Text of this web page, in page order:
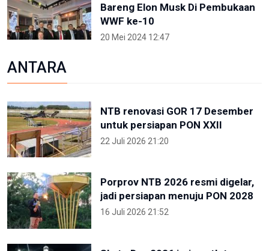
Bareng Elon Musk Di Pembukaan
WWF ke-10
20 Mei 2024 12:47
ANTARA
NTB renovasi GOR 17 Desember
untuk persiapan PON XXII
22 Juli 2026 21:20
Porprov NTB 2026 resmi digelar,
jadi persiapan menuju PON 2028
16 Juli 2026 21:52